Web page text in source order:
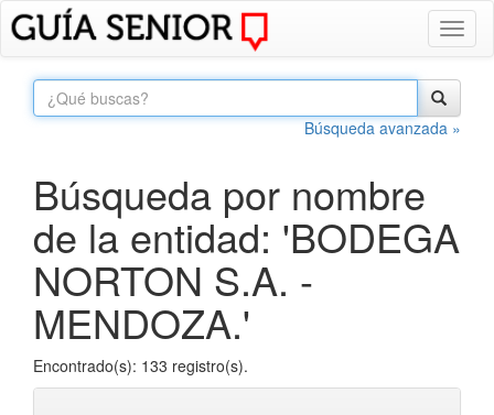
Búsqueda avanzada »
Búsqueda por nombre
de la entidad: 'BODEGA
NORTON S.A. -
MENDOZA.'
Encontrado(s): 133 registro(s).